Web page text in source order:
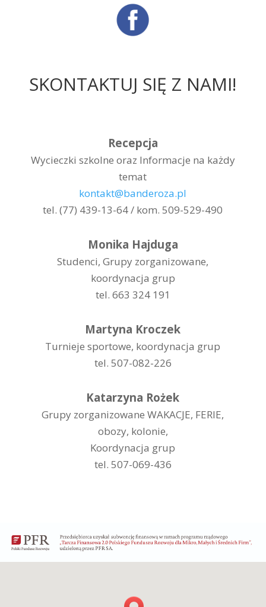
SKONTAKTUJ SIĘ Z NAMI!
Recepcja
Wycieczki szkolne oraz Informacje na każdy
temat
kontakt@banderoza.pl
tel. (77) 439-13-64 / kom. 509-529-490
Monika Hajduga
Studenci, Grupy zorganizowane,
koordynacja grup
tel. 663 324 191
Martyna Kroczek
Turnieje sportowe, koordynacja grup
tel. 507-082-226
Katarzyna Rożek
Grupy zorganizowane WAKACJE, FERIE,
obozy, kolonie,
Koordynacja grup
tel. 507-069-436